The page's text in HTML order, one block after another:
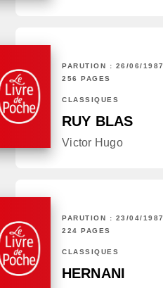
PARUTION : 26/06/1987
256 PAGES
CLASSIQUES
RUY BLAS
Victor Hugo
PARUTION : 23/04/1987
224 PAGES
CLASSIQUES
HERNANI